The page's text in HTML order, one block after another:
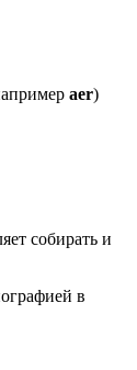
aer)
собирать и
в